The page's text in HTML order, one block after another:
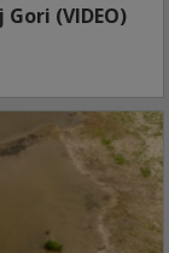
(VIDEO)